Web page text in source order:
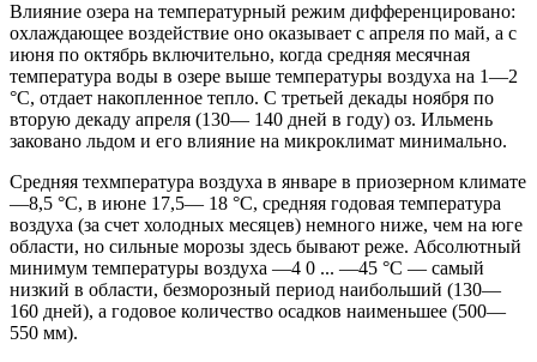
Влияние озера на температурный режим дифференцировано:
охлаждающее воздействие оно оказывает с апреля по май, а с
июня по октябрь включительно, когда средняя месячная
температура воды в озере выше температуры воздуха на 1—2
°С, отдает накопленное тепло. С третьей декады ноября по
вторую декаду апреля (130— 140 дней в году) оз. Ильмень
заковано льдом и его влияние на микроклимат минимально.
Средняя техмпература воздуха в январе в приозерном климате
—8,5 °С, в июне 17,5— 18 °С, средняя годовая температура
воздуха (за счет холодных месяцев) немного ниже, чем на юге
области, но сильные морозы здесь бывают реже. Абсолютный
минимум температуры воздуха —4 0 ... —45 °С — самый
низкий в области, безморозный период наибольший (130—
160 дней), а годовое количество осадков наименьшее (500—
550 мм).